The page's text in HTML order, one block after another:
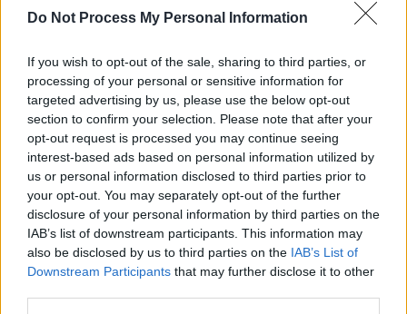
Do Not Process My Personal Information
If you wish to opt-out of the sale, sharing to third parties, or
processing of your personal or sensitive information for
targeted advertising by us, please use the below opt-out
section to confirm your selection. Please note that after your
opt-out request is processed you may continue seeing
interest-based ads based on personal information utilized by
us or personal information disclosed to third parties prior to
your opt-out. You may separately opt-out of the further
disclosure of your personal information by third parties on the
IAB’s list of downstream participants. This information may
also be disclosed by us to third parties on the IAB’s List of
Downstream Participants that may further disclose it to other
ΤαΥπόγεια Ρεύματαανήκουν στα
συγκροτήματα που διατηρούν σταθερή και
διακριτή παρουσία στο ελληνικό τραγούδι
εδώ και περισσότερες από τρεις δεκαετίες.